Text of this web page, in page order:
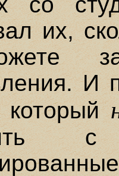
их,
И
который